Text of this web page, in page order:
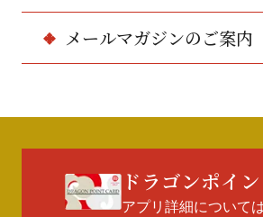
メールマガジンのご案内
ドラゴンポイ
アプリ詳細について